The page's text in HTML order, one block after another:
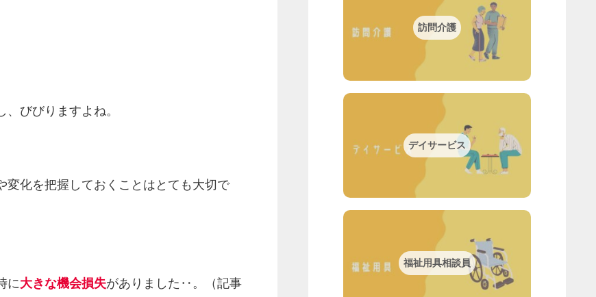
びびりますよね。
変化を把握しておくことはとても大切で
に大きな機会損失がありました‥。（記事
訪問介護
デイサービス
福祉用具相談員